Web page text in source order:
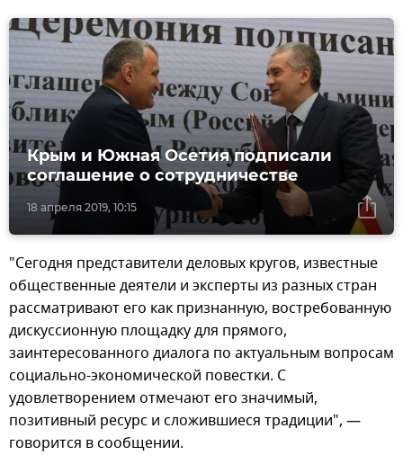
18 апреля 2019, 10:15
Крым и Южная Осетия подписали
соглашение о сотрудничестве
"Сегодня представители деловых кругов, известные
общественные деятели и эксперты из разных стран
рассматривают его как признанную, востребованную
дискуссионную площадку для прямого,
заинтересованного диалога по актуальным вопросам
социально-экономической повестки. С
удовлетворением отмечают его значимый,
позитивный ресурс и сложившиеся традиции", —
говорится в сообщении.